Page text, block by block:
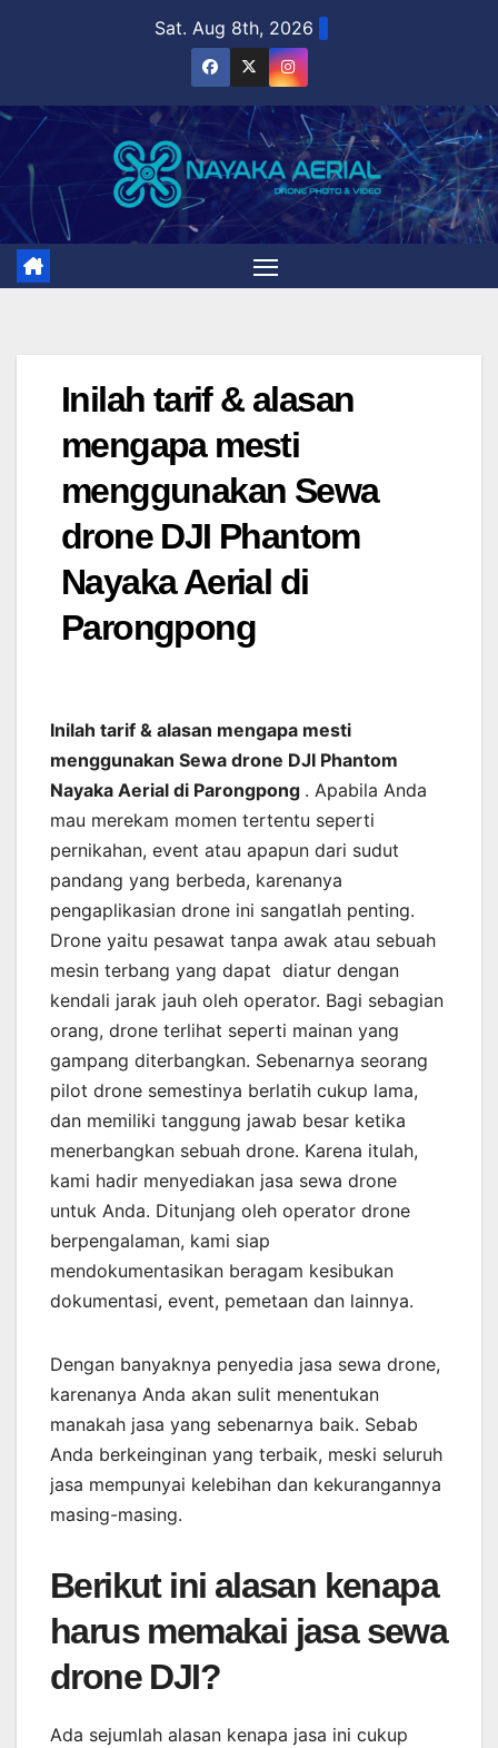
Sat. Aug 8th, 2026
Inilah tarif & alasan
mengapa mesti
menggunakan Sewa
drone DJI Phantom
Nayaka Aerial di
Parongpong
Inilah tarif & alasan mengapa mesti
menggunakan Sewa drone DJI Phantom
Nayaka Aerial di Parongpong . Apabila Anda
mau merekam momen tertentu seperti
pernikahan, event atau apapun dari sudut
pandang yang berbeda, karenanya
pengaplikasian drone ini sangatlah penting.
Drone yaitu pesawat tanpa awak atau sebuah
mesin terbang yang dapat diatur dengan
kendali jarak jauh oleh operator. Bagi sebagian
orang, drone terlihat seperti mainan yang
gampang diterbangkan. Sebenarnya seorang
pilot drone semestinya berlatih cukup lama,
dan memiliki tanggung jawab besar ketika
menerbangkan sebuah drone. Karena itulah,
kami hadir menyediakan jasa sewa drone
untuk Anda. Ditunjang oleh operator drone
berpengalaman, kami siap
mendokumentasikan beragam kesibukan
dokumentasi, event, pemetaan dan lainnya.
Dengan banyaknya penyedia jasa sewa drone,
karenanya Anda akan sulit menentukan
manakah jasa yang sebenarnya baik. Sebab
Anda berkeinginan yang terbaik, meski seluruh
jasa mempunyai kelebihan dan kekurangannya
masing-masing.
Berikut ini alasan kenapa
harus memakai jasa sewa
drone DJI?
Ada sejumlah alasan kenapa jasa ini cukup